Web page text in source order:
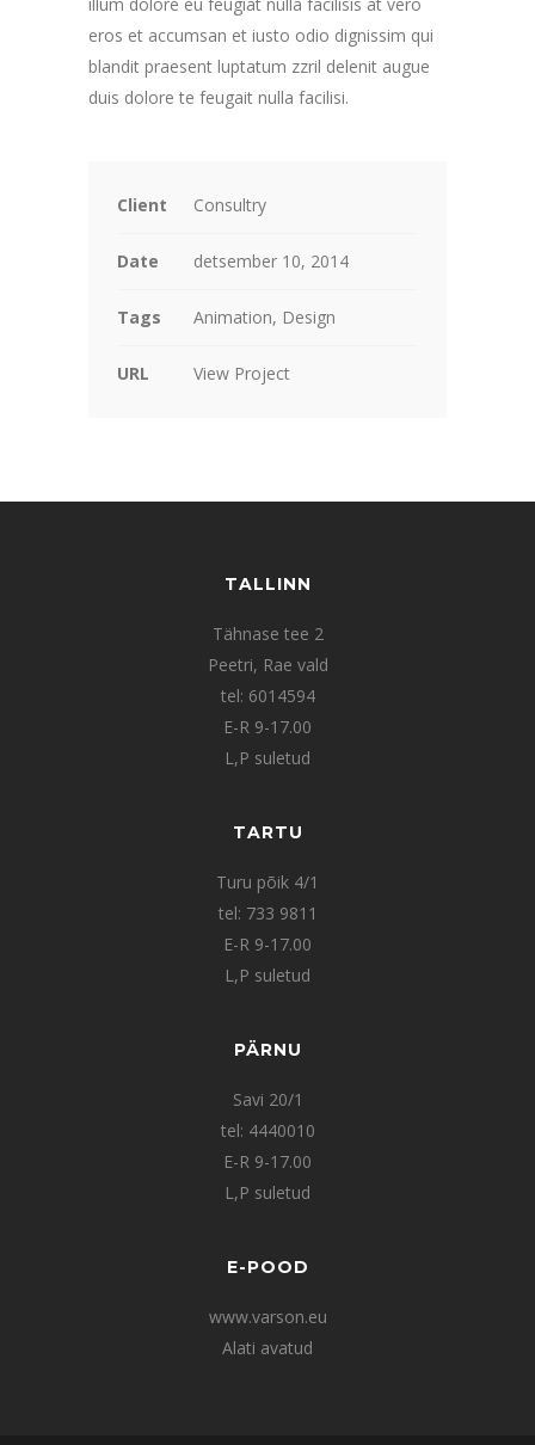
eros et accumsan et iusto odio dignissim qui
blandit praesent luptatum zzril delenit augue
duis dolore te feugait nulla facilisi.
Client Consultry
Date detsember 10, 2014
Tags Animation, Design
URL View Project
TALLINN
Tähnase tee 2
Peetri, Rae vald
tel: 6014594
E-R 9-17.00
L,P suletud
TARTU
Turu põik 4/1
tel: 733 9811
E-R 9-17.00
L,P suletud
PÄRNU
Savi 20/1
tel: 4440010
E-R 9-17.00
L,P suletud
E-POOD
www.varson.eu
Alati avatud